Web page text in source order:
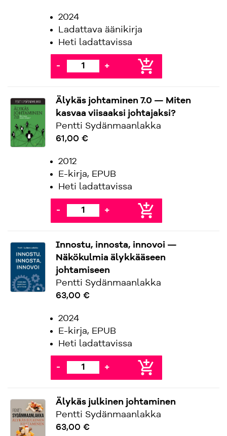
2024
Ladattava äänikirja
Heti ladattavissa
- + add_shopping_cart
Älykäs johtaminen 7.0 — Miten
kasvaa viisaaksi johtajaksi?
Pentti Sydänmaanlakka
61,00 €
2012
E-kirja, EPUB
Heti ladattavissa
- + add_shopping_cart
Innostu, innosta, innovoi —
Näkökulmia älykkääseen
johtamiseen
Pentti Sydänmaanlakka
63,00 €
2024
E-kirja, EPUB
Heti ladattavissa
- + add_shopping_cart
Älykäs julkinen johtaminen
Pentti Sydänmaanlakka
63,00 €